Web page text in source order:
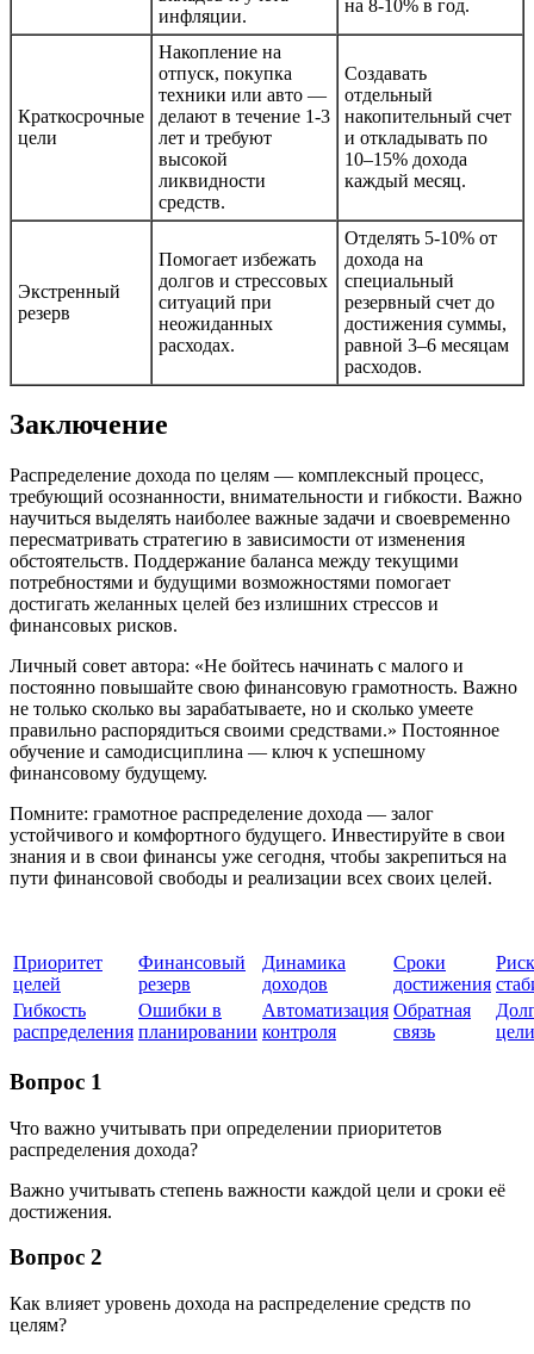
инфляции.
на 8-10% в год.
Краткосрочные
цели
Накопление на
отпуск, покупка
техники или авто —
делают в течение 1-3
лет и требуют
высокой
ликвидности
средств.
Создавать
отдельный
накопительный счет
и откладывать по
10–15% дохода
каждый месяц.
Экстренный
резерв
Помогает избежать
долгов и стрессовых
ситуаций при
неожиданных
расходах.
Отделять 5-10% от
дохода на
специальный
резервный счет до
достижения суммы,
равной 3–6 месяцам
расходов.
Заключение
Распределение дохода по целям — комплексный процесс,
требующий осознанности, внимательности и гибкости. Важно
научиться выделять наиболее важные задачи и своевременно
пересматривать стратегию в зависимости от изменения
обстоятельств. Поддержание баланса между текущими
потребностями и будущими возможностями помогает
достигать желанных целей без излишних стрессов и
финансовых рисков.
Личный совет автора: «Не бойтесь начинать с малого и
постоянно повышайте свою финансовую грамотность. Важно
не только сколько вы зарабатываете, но и сколько умеете
правильно распорядиться своими средствами.» Постоянное
обучение и самодисциплина — ключ к успешному
финансовому будущему.
Помните: грамотное распределение дохода — залог
устойчивого и комфортного будущего. Инвестируйте в свои
знания и в свои финансы уже сегодня, чтобы закрепиться на
пути финансовой свободы и реализации всех своих целей.
Приоритет
целей
Финансовый
резерв
Динамика
доходов
Сроки
достижения
Гибкость
распределения
Ошибки в
планировании
Автоматизация
контроля
Обратная
связь
цели
Вопрос 1
Что важно учитывать при определении приоритетов
распределения дохода?
Важно учитывать степень важности каждой цели и сроки её
достижения.
Вопрос 2
Как влияет уровень дохода на распределение средств по
целям?